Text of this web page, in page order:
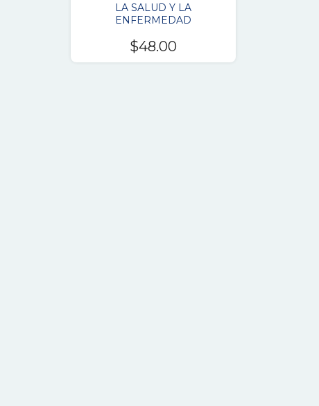
LA SALUD Y LA
ENFERMEDAD
$48.00